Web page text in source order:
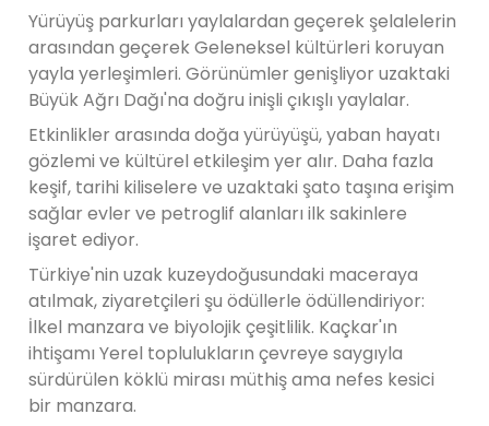
Yürüyüş parkurları yaylalardan geçerek şelalelerin
arasından geçerek Geleneksel kültürleri koruyan
yayla yerleşimleri. Görünümler genişliyor uzaktaki
Büyük Ağrı Dağı'na doğru inişli çıkışlı yaylalar.
Etkinlikler arasında doğa yürüyüşü, yaban hayatı
gözlemi ve kültürel etkileşim yer alır. Daha fazla
keşif, tarihi kiliselere ve uzaktaki şato taşına erişim
sağlar evler ve petroglif alanları ilk sakinlere
işaret ediyor.
Türkiye'nin uzak kuzeydoğusundaki maceraya
atılmak, ziyaretçileri şu ödüllerle ödüllendiriyor:
İlkel manzara ve biyolojik çeşitlilik. Kaçkar'ın
ihtişamı Yerel toplulukların çevreye saygıyla
sürdürülen köklü mirası müthiş ama nefes kesici
bir manzara.